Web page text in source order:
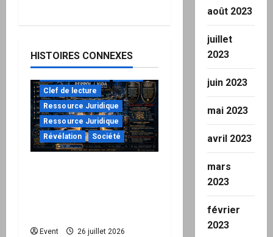
HISTOIRES CONNEXES
Clef de lecture
Ressource Juridique
Ressource Juridique
Révélation
Société
Event 26 juillet 2026
"URGENT"
août 2023
juillet
2023
juin 2023
mai 2023
avril 2023
mars
2023
février
2023